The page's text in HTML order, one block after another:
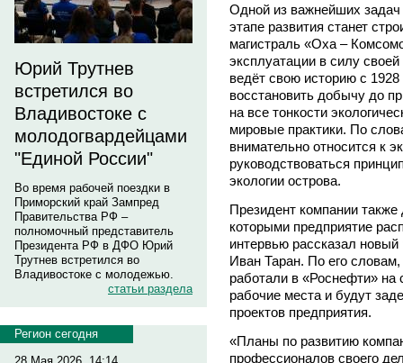
Юрий Трутнев
встретился во
Владивостоке с
молодогвардейцами
"Единой России"
Во время рабочей поездки в
Приморский край Зампред
Правительства РФ –
полномочный представитель
Президента РФ в ДФО Юрий
Трутнев встретился во
Владивостоке с молодежью.
статьи раздела
Регион сегодня
Одной из важнейших
этапе развития станет
магистраль «Оха –
эксплуатации в силу
ведёт свою историю с
восстановить добычу до
на все тонкости
мировые практики. По
внимательно относится к
руководствоваться
экологии острова.
Президент компании
которыми предприятие
интервью рассказал
Иван Таран. По его
работали в «Роснефти» на
рабочие места и будут
проектов предприятия.
«Планы по развитию
профессионалов своего